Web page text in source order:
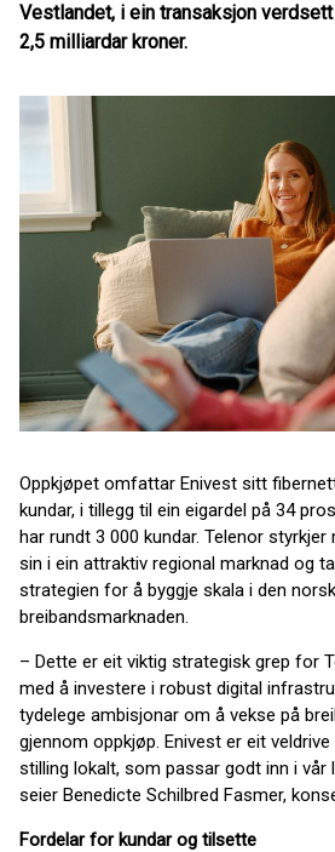
Vestlandet, i ein transaksjon
2,5 milliardar kroner.
Oppkjøpet omfattar Enivest sitt
kundar, i tillegg til ein eigardel på 34
har rundt 3 000 kundar. Telenor
sin i ein attraktiv regional marknad og
strategien for å byggje skala i den
breibandsmarknaden.
– Dette er eit viktig strategisk grep for
med å investere i robust digital
tydelege ambisjonar om å vekse på
gjennom oppkjøp. Enivest er eit
stilling lokalt, som passar godt inn i vår
seier Benedicte Schilbred Fasmer,
Fordelar for kundar og tilsette